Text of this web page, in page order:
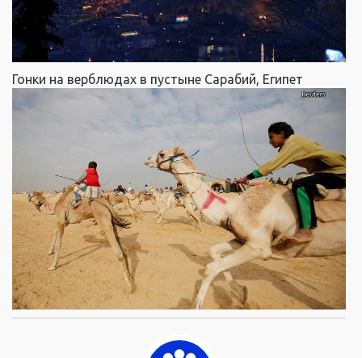
Гонки на верблюдах в пустыне Сарабий, Египет